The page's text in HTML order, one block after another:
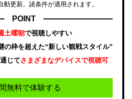
更新。諸条件が適用されます。
POINT
土曜朝で視聴しやすい
枠を超えた“新しい観戦スタイル”
じてさまざまなデバイスで視聴可
無料で体験する